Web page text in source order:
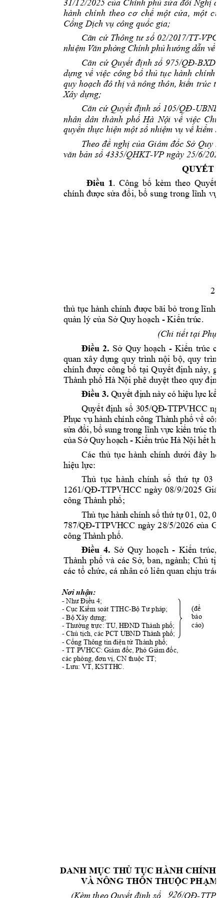
31/12/2025 của Chính phủ sửa đổi Nghị
hành chính theo cơ chế một cửa, một
Cổng Dịch vụ công quốc gia;
Căn cứ Thông tư số 02/2017/TT-VP
nhiệm Văn phòng Chính phủ hướng dẫn về
Căn cứ Quyết định số 975/QĐ-BXD
dựng về việc công bố thủ tục hành chính
quy hoạch đô thị và nông thôn, kiến trúc th
Xây dựng;
Căn cứ Quyết định số 105/QĐ-UBND
nhân dân thành phố Hà Nội về việc Chủ
quyền thực hiện một số nhiệm vụ về kiểm
Theo đề nghị của Giám đốc Sở Quy
văn bản số 4335/QHKT-VP ngày 25/6/
QUYẾT
Điều 1. Công bố kèm theo Quyết
chính được sửa đổi, bổ sung trong lĩnh vực
2
thủ tục hành chính được bãi bỏ trong lĩnh
quản lý của Sở Quy hoạch - Kiến trúc.
(Chi tiết tại Phụ
Điều 2. Sở Quy hoạch - Kiến trúc
quan xây dựng quy trình nội bộ, quy trình
chính được công bố tại Quyết định này,
Thành phố Hà Nội phê duyệt theo quy định.
Điều 3. Quyết định này có hiệu lực kể
Quyết định số 305/QĐ-TTPVHCC ngà
Phục vụ hành chính công Thành phố về côn
sửa đổi, bổ sung trong lĩnh vực kiến trúc th
của Sở Quy hoạch - Kiến trúc Hà Nội hết hi
Các thủ tục hành chính dưới đây hết
hiệu lực:
Thủ  tục hành chính  số  thứ tự
  03
1261/QĐ-TTPVHCC ngày 08/9/2025
công Thành phố;
Thủ tục hành chính số thứ tự 01, 02,
787/QĐ-TTPVHCC ngày 28/5/2026 của Gi
công Thành phố.
Điều 4. Sở Quy hoạch - Kiến trúc,
Thành phố và các Sở, ban, ngành; Chủ
các tổ chức, cá nhân có liên quan chịu trác
Nơi nhận:
- Như Điều 4;
- Cục Kiểm soát TTHC-Bộ Tư pháp;
- Bộ Xây dựng;
- Thường trực: TU, HĐND Thành phố;
- Chủ tịch, các PCT UBND Thành phố;
- Cổng Thông tin điện tử Thành phố;
- TT PVHCC: Giám đốc, Phó Giám đốc,
các phòng, đơn vị, CN thuộc TT;
- Lưu: VT, KSTTHC.
(để
báo
cáo)
DANH MỤC THỦ TỤC HÀNH CHÍNH
VÀ NÔNG THÔN THUỘC PHẠM
(Kèm theo Quyết định số /QĐ-
926